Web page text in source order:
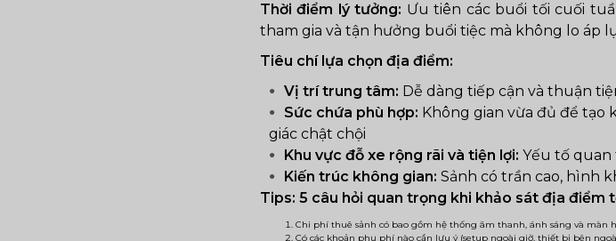
Thời điểm lý tưởng: Ưu tiên các buổi tối cuối
tham gia và tận hưởng buổi tiệc mà không lo áp
Tiêu chí lựa chọn địa điểm:
Vị trí trung tâm: Dễ dàng tiếp cận và thuận
Sức chứa phù hợp: Không gian vừa đủ để
giác chật chội
Khu vực đỗ xe rộng rãi và tiện lợi: Yếu tố quan
Kiến trúc không gian: Sảnh có trần cao, hình
Tips: 5 câu hỏi quan trọng khi khảo sát địa điểm
Chi phí thuê sảnh có bao gồm hệ thống âm thanh, ánh sáng và màn
Có các khoản phụ phí nào cần lưu ý (setup ngoài giờ, thiết bị bên